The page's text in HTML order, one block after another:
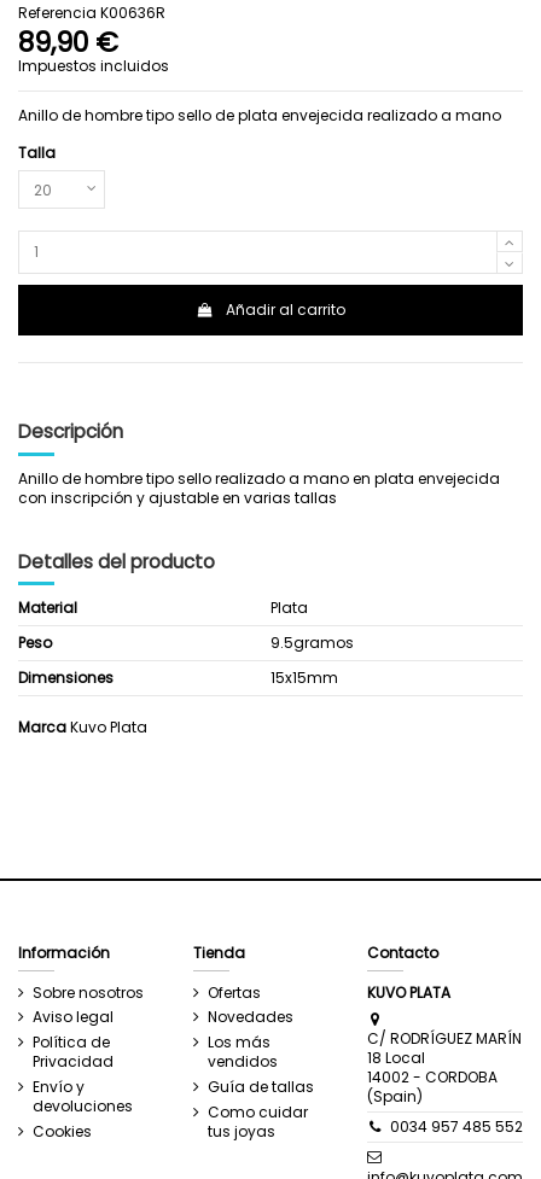
Referencia K00636R
89,90 €
Impuestos incluidos
Anillo de hombre tipo sello de plata envejecida realizado a mano
Talla
Añadir al carrito
Descripción
Anillo de hombre tipo sello realizado a mano en plata envejecida
con inscripción y ajustable en varias tallas
Detalles del producto
Material
Plata
Peso
9.5gramos
Dimensiones
15x15mm
MarcaKuvo Plata
Información
Sobre nosotros
Aviso legal
Política de
Privacidad
Envío y
devoluciones
Cookies
Tienda
Ofertas
Novedades
Los más
vendidos
Guía de tallas
Como cuidar
tus joyas
Contacto
KUVO PLATA
C/ RODRÍGUEZ MARÍN
18 Local
14002 - CORDOBA
(Spain)
0034 957 485 552